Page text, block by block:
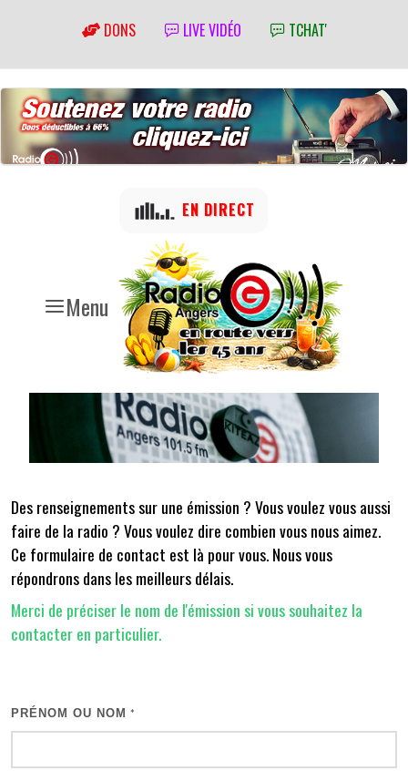
DONS LIVE VIDÉO TCHAT'
Menu
EN DIRECT
Des renseignements sur une émission ? Vous voulez vous aussi
faire de la radio ? Vous voulez dire combien vous nous aimez.
Ce formulaire de contact est là pour vous. Nous vous
répondrons dans les meilleurs délais.
Merci de préciser le nom de l'émission si vous souhaitez la
contacter en particulier.
PRÉNOM OU NOM *